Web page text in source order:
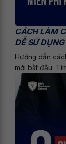
CÁCH LÀM
DỄ SỬ DỤNG
Hướng dẫn
mới bắt đầu.